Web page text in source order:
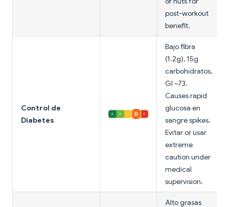
post-workout
benefit.
Control de
Diabetes
Bajo fibra
(1.2g), 15g
carbohidratos,
GI ~73.
Causes rapid
glucosa en
sangre spikes.
Evitar or usar
extreme
caution under
medical
supervision.
Alto grasas